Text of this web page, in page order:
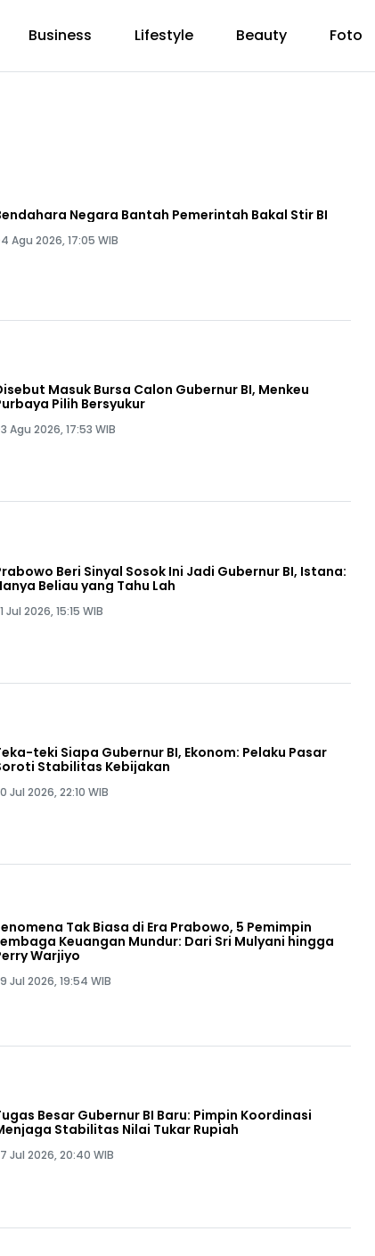
Business Lifestyle Beauty Foto
Negara Bantah Pemerintah Bakal Stir BI
Agu 2026, 17:05 WIB
Masuk Bursa Calon Gubernur BI, Menkeu
Pilih Bersyukur
Agu 2026, 17:53 WIB
Beri Sinyal Sosok Ini Jadi Gubernur BI, Istana:
Beliau yang Tahu Lah
Jul 2026, 15:15 WIB
teki Siapa Gubernur BI, Ekonom: Pelaku Pasar
Stabilitas Kebijakan
Jul 2026, 22:10 WIB
Tak Biasa di Era Prabowo, 5 Pemimpin
Keuangan Mundur: Dari Sri Mulyani hingga
Warjiyo
Jul 2026, 19:54 WIB
Besar Gubernur BI Baru: Pimpin Koordinasi
Stabilitas Nilai Tukar Rupiah
Jul 2026, 20:40 WIB